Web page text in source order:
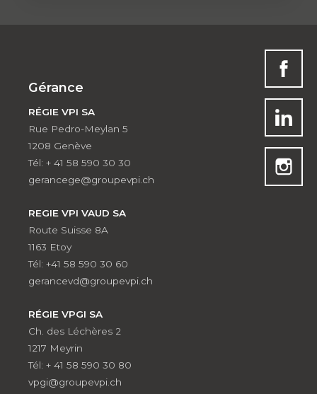
Gérance
RÉGIE VPI SA
Rue Pedro-Meylan 5
1208 Genève
Tél: + 41 58 590 30 30
gerancege@groupevpi.ch
REGIE VPI VAUD SA
Route Suisse 8A
1163 Etoy
Tél: +41 58 590 30 60
gerancevd@groupevpi.ch
RÉGIE VPGI SA
Ch. des Léchères 2
1217 Meyrin
Tél: + 41 58 590 30 80
vpgi@groupevpi.ch